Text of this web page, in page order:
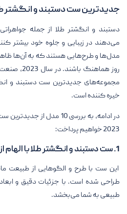
جدیدترین ست دستبند و انگشتر طلا
دستبند و انگشتر طلا از جمله
می‌دهند در زیبایی و جلوه خود بیشتر
مدل‌ها و طرح‌هایی هستند که به آن‌ها
روز هماهنگ
مجموعه‌های جدیدترین ست دستبند و
خیره کننده است.
در ادامه، به بررسی 10 مدل
2023 خواهیم پرداخت:
1. ست دستبند و انگشتر طلا با الهام از طبیعت
این ست با طرح و الگوهایی از طبیعت
طراحی شده است. با جزئیات دقیق و
طبیعی به شما می‌بخشد.